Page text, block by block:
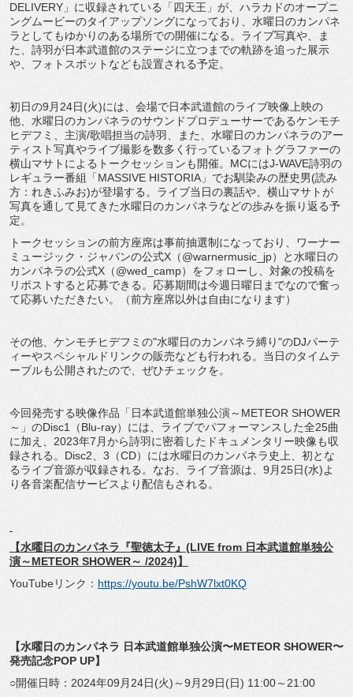
DELIVERY」に収録されている「四天王」が、ハラカドのオープニ
ングムービーのタイアップソングになっており、水曜日のカンパネ
ラとしてもゆかりのある場所での開催になる。ライブ写真や、ま
た、詩羽が日本武道館のステージに立つまでの軌跡を追った展示
や、フォトスポットなども設置される予定。
初日の9月24日(火)には、会場で日本武道館のライブ映像上映の
他、水曜日のカンパネラのサウンドプロデューサーであるケンモチ
ヒデフミ、主演/歌唱担当の詩羽、また、水曜日のカンパネラのアー
ティスト写真やライブ撮影を数多く行っているフォトグラファーの
横山マサトによるトークセッションも開催。MCにはJ-WAVE詩羽の
レギュラー番組「MASSIVE HISTORIA」でお馴染みの歴史男(読み
方：れきふみお)が登場する。ライブ当日の裏話や、横山マサトが
写真を通して見てきた水曜日のカンパネラなどの歩みを振り返る予
定。
トークセッションの前方座席は事前抽選制になっており、ワーナー
ミュージック・ジャパンの公式X（@warnermusic_jp）と水曜日の
カンパネラの公式X（@wed_camp）をフォローし、対象の投稿を
リポストすると応募できる。応募期間は今週日曜日までなので奮っ
て応募いただきたい。（前方座席以外は自由になります）
その他、ケンモチヒデフミの"水曜日のカンパネラ縛り"のDJパーテ
ィーやスペシャルドリンクの販売なども行われる。当日のタイムテ
ーブルも公開されたので、ぜひチェックを。
今回発売する映像作品「日本武道館単独公演～METEOR SHOWER
～」のDisc1（Blu-ray）には、ライブでパフォーマンスした全25曲
に加え、2023年7月から詩羽に密着したドキュメンタリー映像も収
録される。Disc2、3（CD）には水曜日のカンパネラ史上、初とな
るライブ音源が収録される。なお、ライブ音源は、9月25日(水)よ
り各音楽配信サービスより配信もされる。
【水曜日のカンパネラ『聖徳太子』(LIVE from 日本武道館単独公
演～METEOR SHOWER～ /2024)】
YouTubeリンク： https://youtu.be/PshW7lxt0KQ
【水曜日のカンパネラ 日本武道館単独公演〜METEOR SHOWER〜
発売記念POP UP】
○開催日時：2024年09月24日(火)～9月29日(日) 11:00～21:00